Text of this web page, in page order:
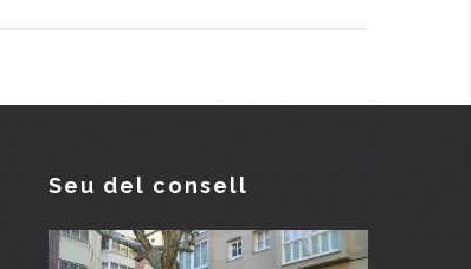
Seu del consell